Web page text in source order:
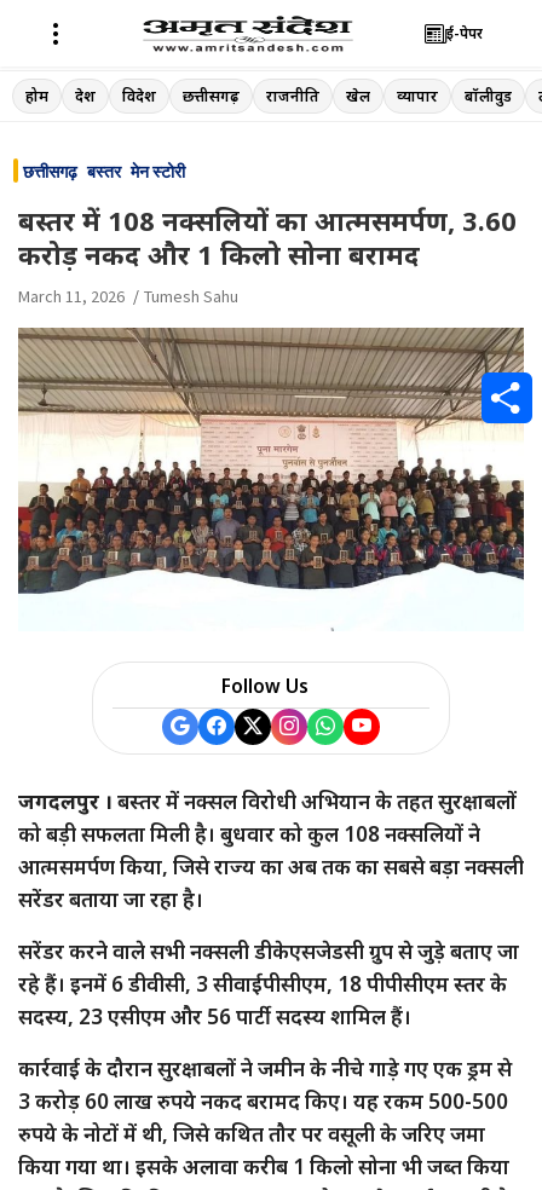
Skip
to
ई-पेपर
होम देश विदेश छत्तीसगढ़ राजनीति खेल व्यापार बॉलीवुड
छत्तीसगढ़ बस्तर मेन स्टोरी
बस्तर में 108 नक्सलियों का आत्मसमर्पण, 3.60
करोड़ नकद और 1 किलो सोना बरामद
March 11, 2026 Tumesh Sahu
Follow Us
जगदलपुर । बस्तर में नक्सल विरोधी अभियान के तहत सुरक्षाबलों
को बड़ी सफलता मिली है। बुधवार को कुल 108 नक्सलियों ने
आत्मसमर्पण किया, जिसे राज्य का अब तक का सबसे बड़ा नक्सली
सरेंडर बताया जा रहा है।
सरेंडर करने वाले सभी नक्सली डीकेएसजेडसी ग्रुप से जुड़े बताए जा
रहे हैं। इनमें 6 डीवीसी, 3 सीवाईपीसीएम, 18 पीपीसीएम स्तर के
सदस्य, 23 एसीएम और 56 पार्टी सदस्य शामिल हैं।
कार्रवाई के दौरान सुरक्षाबलों ने जमीन के नीचे गाड़े गए एक ड्रम से
3 करोड़ 60 लाख रुपये नकद बरामद किए। यह रकम 500-500
रुपये के नोटों में थी, जिसे कथित तौर पर वसूली के जरिए जमा
किया गया था। इसके अलावा करीब 1 किलो सोना भी जब्त किया
S
h
a